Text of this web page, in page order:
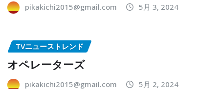
pikakichi2015@gmail.com 5月 3, 2024
TVニューストレンド
オペレーターズ
pikakichi2015@gmail.com 5月 2, 2024